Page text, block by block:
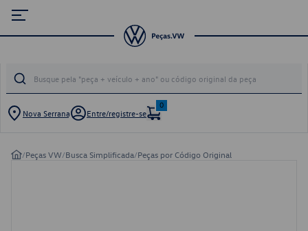
Nova Serrana Entre/registre-se
0
/Peças VW/Busca Simplificada/Peças por Código Original